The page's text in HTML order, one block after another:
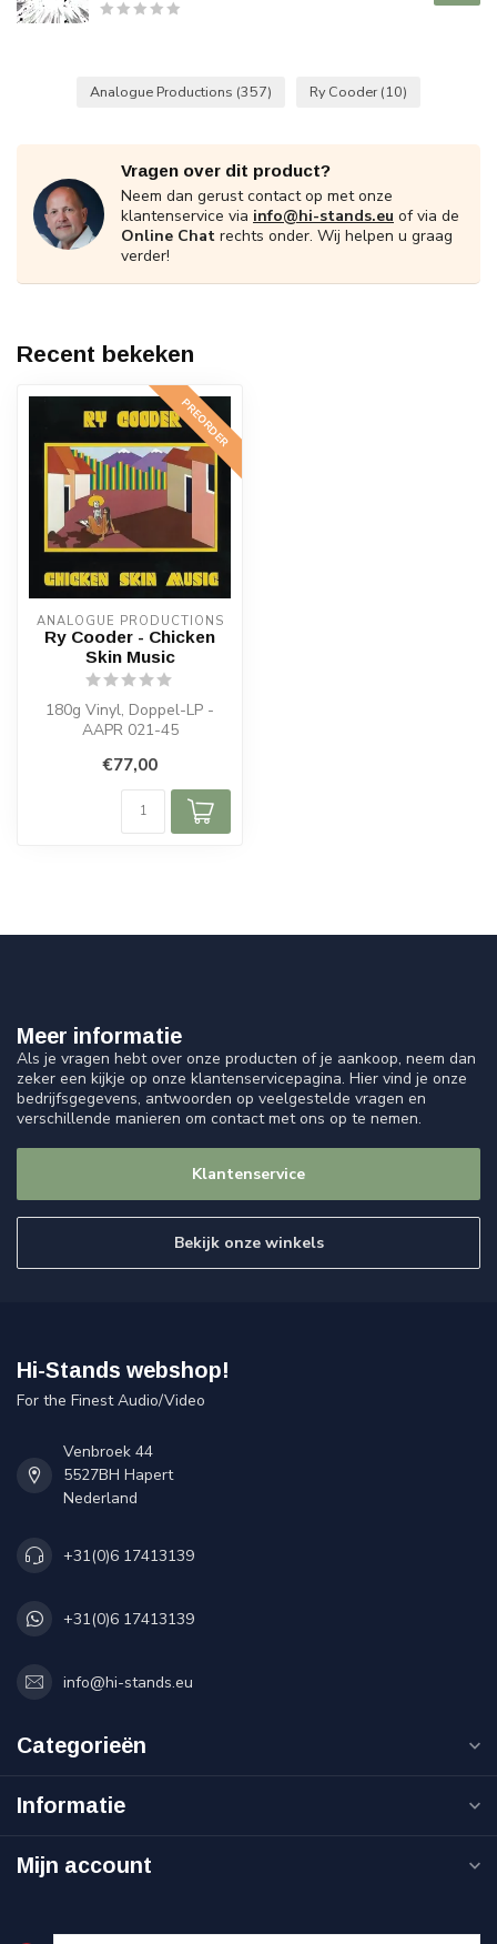
Analogue Productions (357) Ry Cooder (10)
Vragen over dit product?
Neem dan gerust contact op met onze
klantenservice via info@hi-stands.eu of via de
Online Chat rechts onder. Wij helpen u graag
verder!
Recent bekeken
PREORDER
ANALOGUE PRODUCTIONS
Ry Cooder - Chicken
Skin Music
180g Vinyl, Doppel-LP -
AAPR 021-45
€77,00
Meer informatie
Als je vragen hebt over onze producten of je aankoop, neem dan
zeker een kijkje op onze klantenservicepagina. Hier vind je onze
bedrijfsgegevens, antwoorden op veelgestelde vragen en
verschillende manieren om contact met ons op te nemen.
Klantenservice
Bekijk onze winkels
Hi-Stands webshop!
For the Finest Audio/Video
Venbroek 44
5527BH Hapert
Nederland
+31(0)6 17413139
+31(0)6 17413139
info@hi-stands.eu
Categorieën
Informatie
Mijn account